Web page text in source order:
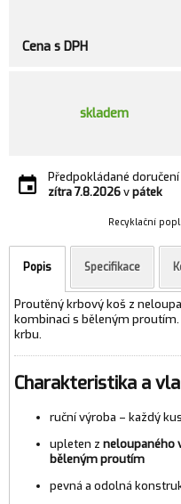
Cena s DPH
skladem
Předpokládané
zítra7.8.2026vpátek
Recyklační
Popis Specifikace
Proutěný krbový koš z
kombinaci s běleným proutím.
krbu.
Charakteristika a
ruční výroba – každý
upleten z neloupaného
běleným proutím
pevná a odolná